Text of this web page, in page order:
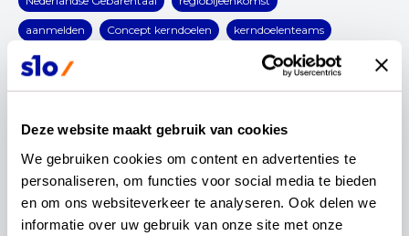
Deze website maakt gebruik van cookies
We gebruiken cookies om content en advertenties te
personaliseren, om functies voor social media te bieden
en om ons websiteverkeer te analyseren. Ook delen we
informatie over uw gebruik van onze site met onze
kerndoelenteams
aanmelden Concept kerndoelen kerndoelenteams
Fase van beproeven functionele kerndoelen
interview Blog (v)so infographic OCW